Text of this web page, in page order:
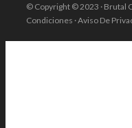
© Copyright © 2023 · Brutal
Condiciones · Aviso De